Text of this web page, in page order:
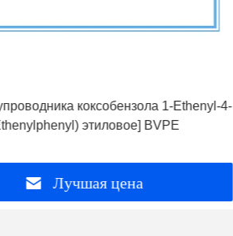
коксобензола 1-Ethenyl-4-
этиловое] BVPE
Лучшая цена